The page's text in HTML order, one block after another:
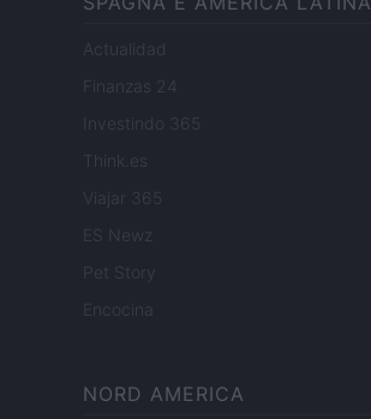
Actualidad
Finanzas 24
Investindo 365
Think.es
Viajar 365
ES Newz
Pet Story
Encocina
NORD AMERICA